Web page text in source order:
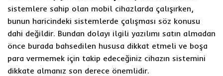
sistemlere sahip olan mobil cihazlarda çalışırken,
bunun haricindeki sistemlerde çalışması söz konusu
dahi değildir. Bundan dolayı ilgili yazılımı satın almadan
önce burada bahsedilen hususa dikkat etmeli ve boşa
para vermemek için takip edeceğiniz cihazın sistemini
dikkate almanız son derece önemlidir.